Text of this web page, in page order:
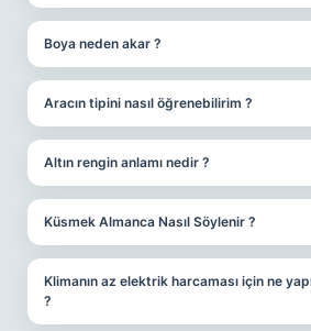
Boya neden akar ?
Aracın tipini nasıl öğrenebilirim ?
Altın rengin anlamı nedir ?
Küsmek Almanca Nasıl Söylenir ?
Klimanın az elektrik harcaması için ne
?